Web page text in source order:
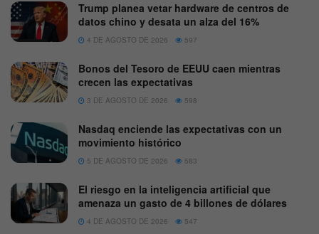
Trump planea vetar hardware de centros de
datos chino y desata un alza del 16%
4 DE AGOSTO DE 2026 597
Bonos del Tesoro de EEUU caen mientras
crecen las expectativas
3 DE AGOSTO DE 2026 598
Nasdaq enciende las expectativas con un
movimiento histórico
5 DE AGOSTO DE 2026 583
El riesgo en la inteligencia artificial que
amenaza un gasto de 4 billones de dólares
4 DE AGOSTO DE 2026 547